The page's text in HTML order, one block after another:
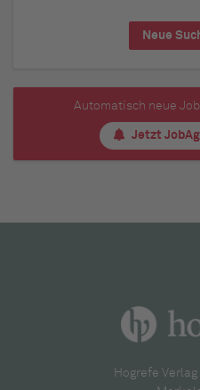
Neue
Automatisch neue
Jetzt
Hogrefe Verlag